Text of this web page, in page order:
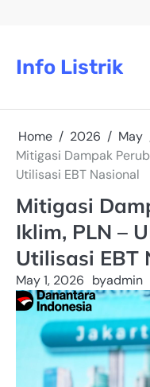
Info Listrik
Home 2026 May
Mitigasi Dampak
Utilisasi EBT Nasional
Mitigasi
Iklim, PLN –
Utilisasi EBT
May 1, 2026 byadmin